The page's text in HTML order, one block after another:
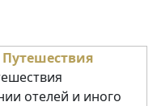
отелей и иного